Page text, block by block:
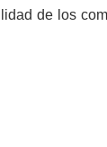
de los